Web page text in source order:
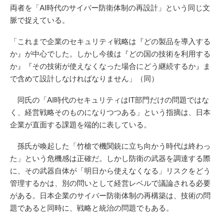
両者を「AI時代のサイバー防衛体制の再設計」という同じ文
脈で捉えている。
「これまで企業のセキュリティ戦略は『どの製品を導入する
か』が中心でした。しかし今後は『どの国の技術を利用する
か』『その技術が使えなくなった場合にどう継続するか』ま
で含めて設計しなければなりません」（同）
同氏の「AI時代のセキュリティはIT部門だけの問題ではな
く、経営戦略そのものになりつつある」という指摘は、日本
企業が直面する課題を端的に表している。
孫氏が喚起した「竹槍で機関銃に立ち向かう時代は終わっ
た」という危機感は正確だ。しかし防衛の武器を調達する際
に、その武器自体が「明日から使えなくなる」リスクをどう
管理するかは、別の問いとして経営レベルで議論される必要
がある。日本企業のサイバー防衛体制の再構築は、技術の問
題であると同時に、戦略と統治の問題でもある。